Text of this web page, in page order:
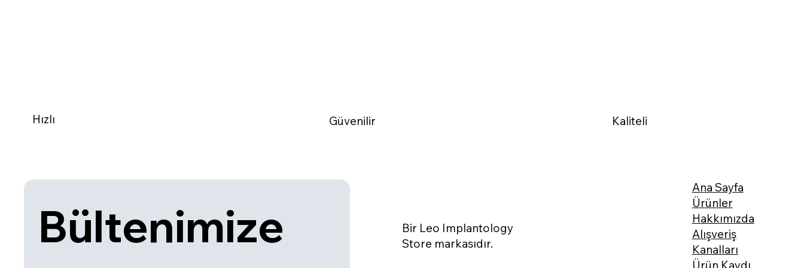
Bültenimize
Bir Leo Implantology
Store markasıdır.
Ana Sayfa
Ürünler
Hakkımızda
Alışveriş
Kanalları
Ürün Kaydı
Hızlı Güvenilir Kaliteli